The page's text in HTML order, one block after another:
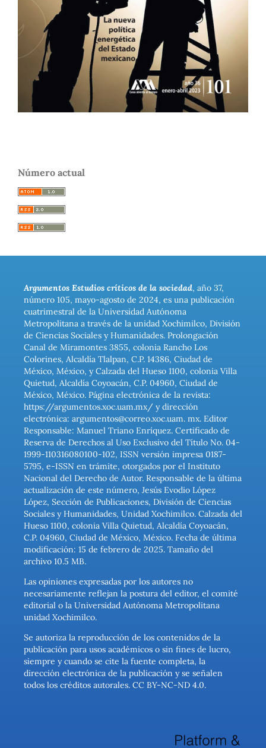
Número actual
Argumentos Estudios críticos de la sociedad, año 37,
número 105, mayo-agosto de 2024, es una publicación
cuatrimestral de la Universidad Autónoma
Metropolitana a través de la unidad Xochimilco, División
de Ciencias Sociales y Humanidades. Prolongación
Canal de Miramontes 3855, colonia Rancho Los
Colorines, Alcaldía Tlalpan, C.P. 14386, Ciudad de
México, México, y Calzada del Hueso 1100, colonia Villa
Quietud, Alcaldía Coyoacán, C.P. 04960, Ciudad de
México, México. Página electrónica de la revista:
https://argumentos.xoc.uam.mx/ y dirección
electrónica: argumentos@correo.xoc.uam. mx. Editor
Responsable: Manuel Triano Enríquez. Certificado de
Reserva de Derechos al Uso Exclusivo del Título No. 04-
1999-110316080100-102, ISSN versión impresa 0187-
5795, e-ISSN en trámite, otorgados por el Instituto
Nacional del Derecho de Autor. Responsable de la última
actualización de este número, Jesús Evodio López
López, Sección de Publicaciones, División de Ciencias
Sociales y Humanidades, Unidad Xochimilco. Calzada del
Hueso 1100, colonia Villa Quietud, Alcaldía Coyoacán,
C.P. 04960, Ciudad de México, México. Fecha de última
modificación: 15 de febrero de 2025. Tamaño del
archivo 10.5 MB.
Las opiniones expresadas por los autores no
necesariamente reflejan la postura del editor, el comité
editorial o la Universidad Autónoma Metropolitana
unidad Xochimilco.
Se autoriza la reproducción de los contenidos de la
publicación para usos académicos o sin fines de lucro,
siempre y cuando se cite la fuente completa, la
dirección electrónica de la publicación y se señalen
todos los créditos autorales. CC BY-NC-ND 4.0.